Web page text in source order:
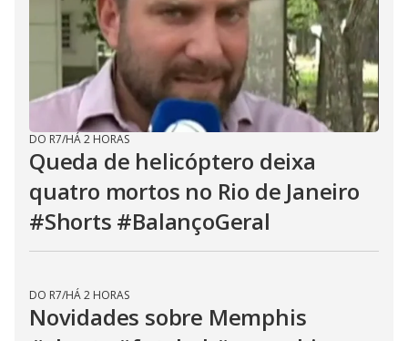
DO R7/HÁ 2 HORAS
Queda de helicóptero deixa
quatro mortos no Rio de Janeiro
#Shorts #BalançoGeral
DO R7/HÁ 2 HORAS
Novidades sobre Memphis